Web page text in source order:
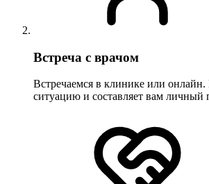
Встреча с врачом
Встречаемся в клинике или онлайн.
ситуацию и составляет вам личный